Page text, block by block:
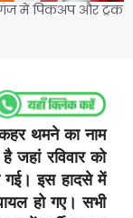
में पिकअप और ट्रक
थमने का नाम
जहां रविवार को
गई। इस हादसे में
हो गए। सभी